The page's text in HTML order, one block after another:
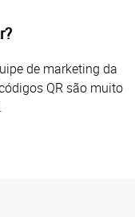
de marketing da
QR são muito